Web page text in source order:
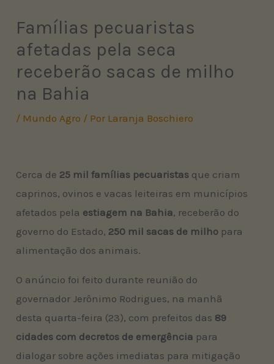
Famílias pecuaristas
afetadas pela seca
receberão sacas de milho
na Bahia
/ Mundo Agro / Por Laranja Boschiero
Cerca de 25 mil famílias pecuaristas que criam
caprinos, ovinos e vacas leiteiras em municípios
afetados pela estiagem na Bahia, receberão do
governo do Estado, 250 mil sacas de milho para
alimentação dos animais.
O anúncio foi feito durante reunião do
governador Jerônimo Rodrigues, na manhã
desta quarta-feira (23), com prefeitos das 89
cidades com decretos de emergência para
dialogar sobre ações imediatas para mitigação